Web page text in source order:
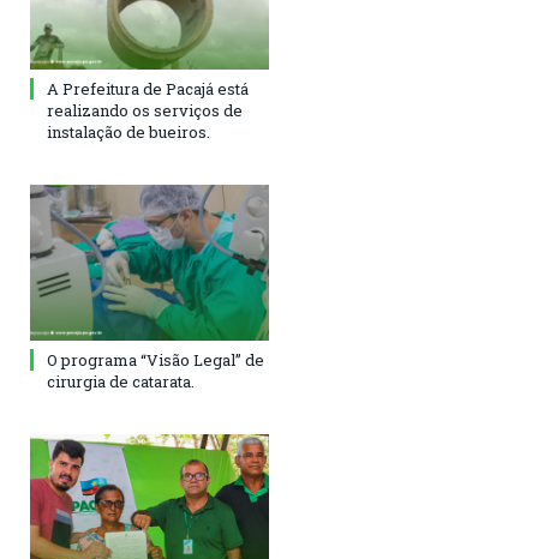
A Prefeitura de Pacajá está
realizando os serviços de
instalação de bueiros.
O programa “Visão Legal” de
cirurgia de catarata.